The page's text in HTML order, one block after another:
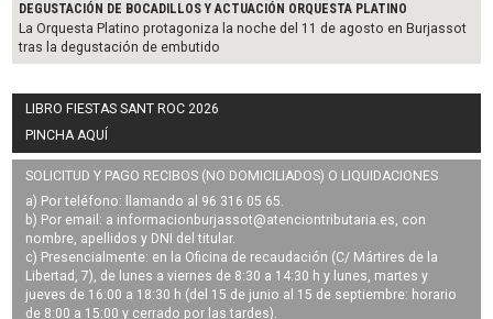
DEGUSTACIÓN DE BOCADILLOS Y ACTUACIÓN ORQUESTA PLATINO
La Orquesta Platino protagoniza la noche del 11 de agosto en Burjassot
tras la degustación de embutido
LIBRO FIESTAS SANT ROC 2026
PINCHA AQUÍ
SOLICITUD Y PAGO RECIBOS (NO DOMICILIADOS) O LIQUIDACIONES
a) Por teléfono: llamando al 96 316 05 65.
b) Por email: a informacionburjassot@atenciontributaria.es, con
nombre, apellidos y DNI del titular.
c) Presencialmente: en la Oficina de recaudación (C/ Mártires de la
Libertad, 7), de lunes a viernes de 8:30 a 14:30 h y lunes, martes y
jueves de 16:00 a 18:30 h (del 15 de junio al 15 de septiembre: horario
de 8:00 a 15:00 y cerrado por las tardes).